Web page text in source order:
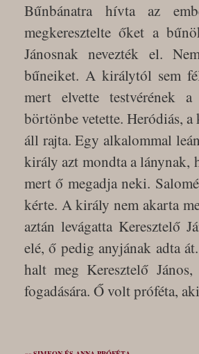
Bűnbánatra hívta az
megkeresztelte őket a
Jánosnak nevezték el.
bűneiket. A királytól sem
mert elvette testvérének
börtönbe vetette. Heródiás,
áll rajta. Egy alkalommal
király azt mondta a lánynak,
mert ő megadja neki.
kérte. A király nem akarta
aztán levágatta Keresztelő
elé, ő pedig anyjának
halt meg Keresztelő
fogadására. Ő volt próféta,